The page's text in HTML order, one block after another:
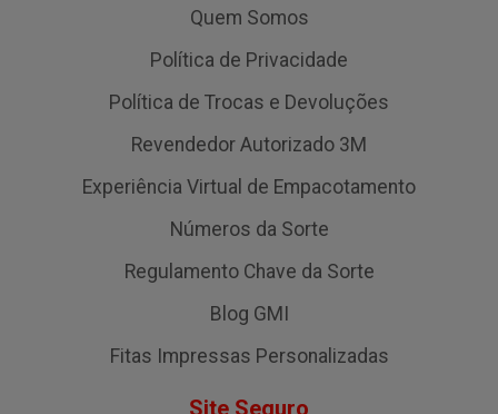
Quem Somos
Política de Privacidade
Política de Trocas e Devoluções
Revendedor Autorizado 3M
Experiência Virtual de Empacotamento
Números da Sorte
Regulamento Chave da Sorte
Blog GMI
Fitas Impressas Personalizadas
Site Seguro